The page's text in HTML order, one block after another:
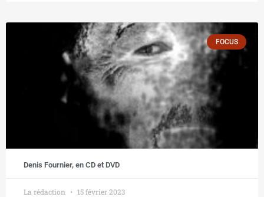
FOCUS
Denis Fournier, en CD et DVD
La rédaction 15 février 2023